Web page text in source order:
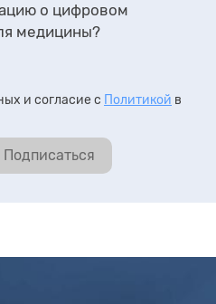
о цифровом
медицины?
и согласие с Политикой в
Подписаться